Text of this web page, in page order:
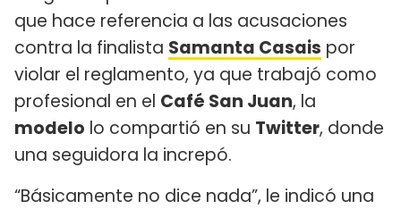
que hace referencia a las acusaciones
contra la finalista Samanta Casais por
violar el reglamento, ya que trabajó como
profesional en el Café San Juan, la
modelo lo compartió en su Twitter, donde
una seguidora la increpó.
“Básicamente no dice nada”, le indicó una